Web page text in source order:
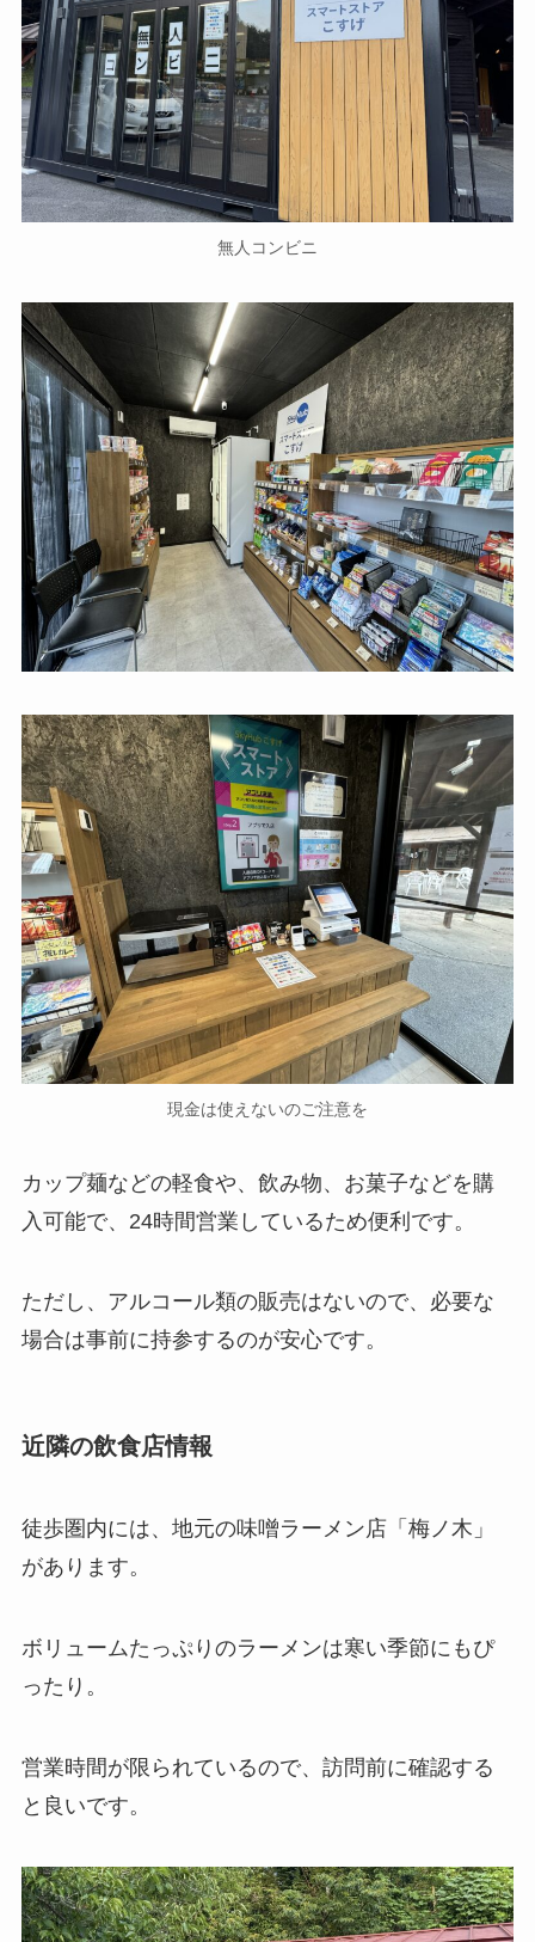
無人コンビニ
現金は使えないのご注意を
カップ麺などの軽食や、飲み物、お菓子などを購
入可能で、24時間営業しているため便利です。
ただし、アルコール類の販売はないので、必要な
場合は事前に持参するのが安心です。
近隣の飲食店情報
徒歩圏内には、地元の味噌ラーメン店「梅ノ木」
があります。
ボリュームたっぷりのラーメンは寒い季節にもぴ
ったり。
営業時間が限られているので、訪問前に確認する
と良いです。